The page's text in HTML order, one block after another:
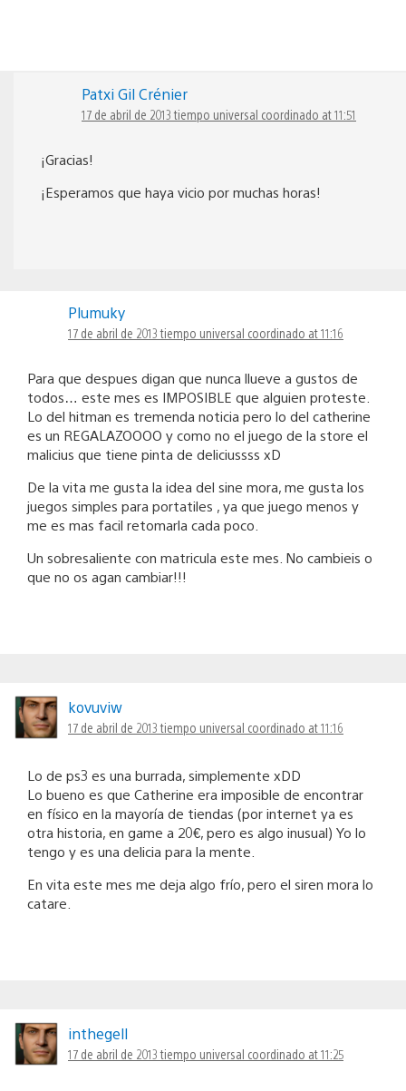
Patxi Gil Crénier
17 de abril de 2013 tiempo universal coordinado at 11:51
¡Gracias!
¡Esperamos que haya vicio por muchas horas!
Plumuky
17 de abril de 2013 tiempo universal coordinado at 11:16
Para que despues digan que nunca llueve a gustos de
todos… este mes es IMPOSIBLE que alguien proteste.
Lo del hitman es tremenda noticia pero lo del catherine
es un REGALAZOOOO y como no el juego de la store el
malicius que tiene pinta de deliciussss xD
De la vita me gusta la idea del sine mora, me gusta los
juegos simples para portatiles , ya que juego menos y
me es mas facil retomarla cada poco.
Un sobresaliente con matricula este mes. No cambieis o
que no os agan cambiar!!!
kovuviw
17 de abril de 2013 tiempo universal coordinado at 11:16
Lo de ps3 es una burrada, simplemente xDD
Lo bueno es que Catherine era imposible de encontrar
en físico en la mayoría de tiendas (por internet ya es
otra historia, en game a 20€, pero es algo inusual) Yo lo
tengo y es una delicia para la mente.
En vita este mes me deja algo frío, pero el siren mora lo
catare.
inthegell
17 de abril de 2013 tiempo universal coordinado at 11:25